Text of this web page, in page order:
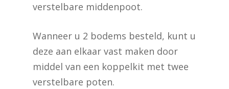
verstelbare middenpoot.
Wanneer u 2 bodems besteld, kunt u
deze aan elkaar vast maken door
middel van een koppelkit met twee
verstelbare poten.